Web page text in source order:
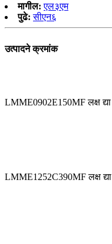
मागील: एल३एम
पुढे: सीएन६
उत्पादने क्रमांक
LMME0902E150MF लक्ष द्या
LMME1252C390MF लक्ष द्या